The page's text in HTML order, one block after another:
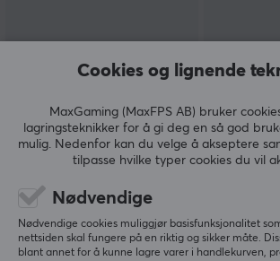
NY
Cookies og lignende
MaxGaming (MaxFPS AB) bruker
lagringsteknikker for å gi deg en så god
mulig. Nedenfor kan du velge å akseptere
tilpasse hvilke typer cookies du vil
Nødvendige
Nødvendige cookies muliggjør basisfunksjonalitet
nettsiden skal fungere på en riktig og sikker måte.
blant annet for å kunne lagre varer i handlekurven,